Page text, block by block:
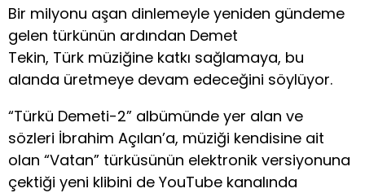
Bir milyonu aşan dinlemeyle yeniden gündeme
gelen türkünün ardından Demet
Tekin, Türk müziğine katkı sağlamaya, bu
alanda üretmeye devam edeceğini söylüyor.
“Türkü Demeti-2” albümünde yer alan ve
sözleri İbrahim Açılan’a, müziği kendisine ait
olan “Vatan” türküsünün elektronik versiyonuna
çektiği yeni klibini de YouTube kanalında